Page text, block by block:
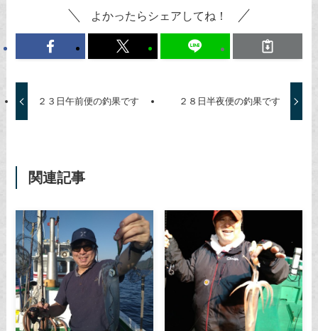
よかったらシェアしてね！
２３日午前便の釣果です ２８日半夜便の釣果です
関連記事